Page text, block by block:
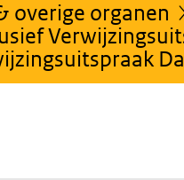
overige organen